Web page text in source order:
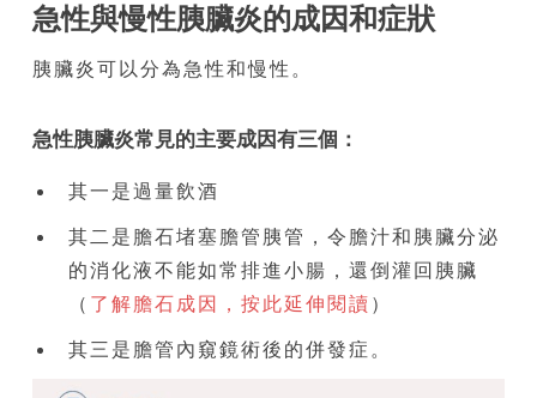
急性與慢性胰臟炎的成因和症狀
胰臟炎可以分為急性和慢性。
急性胰臟炎常見的主要成因有三個：
其一是過量飲酒
其二是膽石堵塞膽管胰管，令膽汁和胰臟分泌
的消化液不能如常排進小腸，還倒灌回胰臟
（ 了解膽石成因，按此延伸閱讀 ）
其三是膽管內窺鏡術後的併發症。